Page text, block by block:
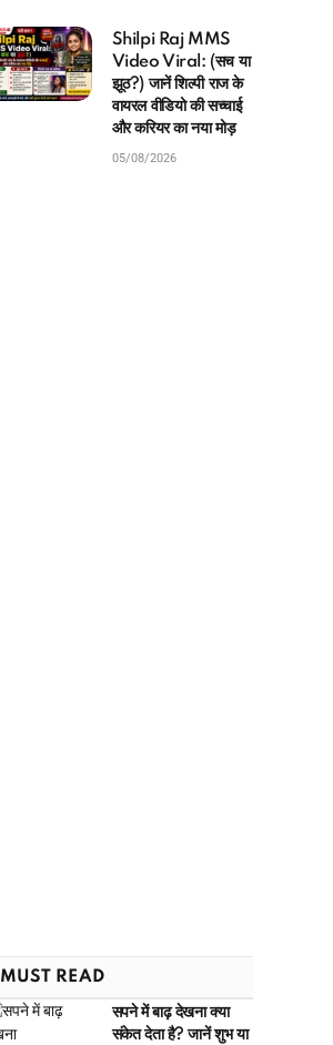
Shilpi Raj MMS
Video Viral: (सच या
झूठ?) जानें शिल्पी राज के
वायरल वीडियो की सच्चाई
और करियर का नया मोड़
05/08/2026
MUST READ
सपने में बाढ़ देखना क्या
संकेत देता है? जानें शुभ या